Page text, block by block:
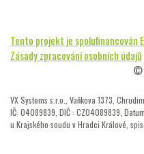
Tento projekt je spolufinancován
Zásady zpracování osobních údajů
©
VX Systems s.r.o., Vaňkova 1373,
IČ: 04089839, DIČ : CZ04089839,
u Krajského soudu v Hradci Králové,